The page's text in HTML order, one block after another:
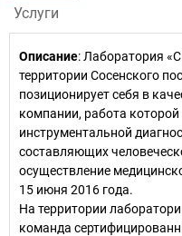
Услуги
Описание: Лаборатория
территории Сосенского
позиционирует себя в
компании, работа
инструментальной
составляющих
осуществление
15 июня 2016 года.
На территории
команда